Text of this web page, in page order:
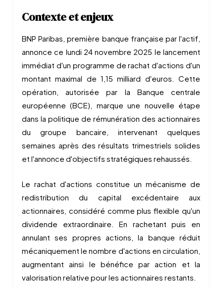
Contexte et enjeux
BNP Paribas, première banque française par l'actif,
annonce ce lundi 24 novembre 2025 le lancement
immédiat d'un programme de rachat d'actions d'un
montant maximal de 1,15 milliard d'euros. Cette
opération, autorisée par la Banque centrale
européenne (BCE), marque une nouvelle étape
dans la politique de rémunération des actionnaires
du groupe bancaire, intervenant quelques
semaines après des résultats trimestriels solides
et l'annonce d'objectifs stratégiques rehaussés.
Le rachat d'actions constitue un mécanisme de
redistribution du capital excédentaire aux
actionnaires, considéré comme plus flexible qu'un
dividende extraordinaire. En rachetant puis en
annulant ses propres actions, la banque réduit
mécaniquement le nombre d'actions en circulation,
augmentant ainsi le bénéfice par action et la
valorisation relative pour les actionnaires restants.